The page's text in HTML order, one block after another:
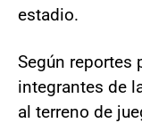
estadio.
Según reportes
integrantes de
al terreno de